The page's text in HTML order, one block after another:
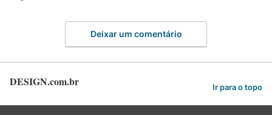
Deixar um comentário
DESIGN.com.br Ir para o topo